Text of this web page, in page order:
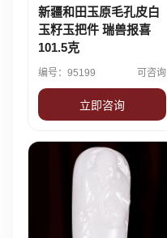
新疆和田玉原毛孔皮白
玉籽玉把件 瑞兽报喜
101.5克
编号：95199 可咨询
立即咨询